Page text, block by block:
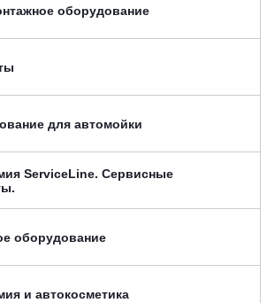
оборудование
для автомойки
ServiceLine. Сервисные
оборудование
и автокосметика